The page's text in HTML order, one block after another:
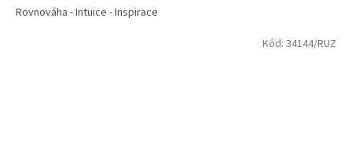
Rovnováha - Intuice - Inspirace
Kód: 34144/RUZ